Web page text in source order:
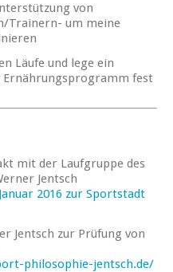
von
Trainern- um meine
Läufe und lege ein
Ernährungsprogramm fest
mit der Laufgruppe des
Jentsch
2016 zur Sportstadt
Jentsch zur Prüfung von
philosophie-jentsch.de/